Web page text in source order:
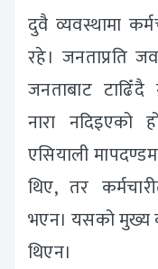
दुवै व्यवस्थामा
रहे। जनताप्रति
जनताबाट टाढिँदै
नारा नदिइएको
एसियाली
थिए, तर
भएन। यसको मुख्य
थिएन।